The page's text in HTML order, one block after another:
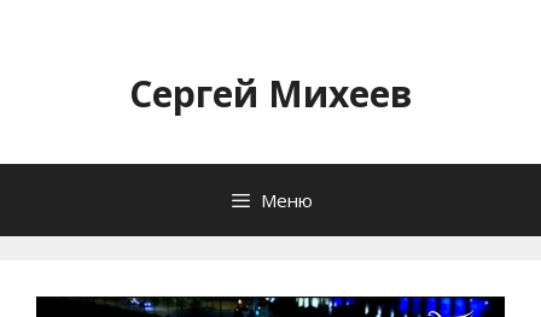
содержимомуСергей Михеев
Меню